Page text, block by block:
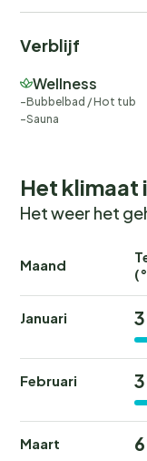
Verblijf
Wellness
Bubbelbad / Hot tub
Sauna
Het klimaat
Het weer het
Maand
Januari
Februari
Maart